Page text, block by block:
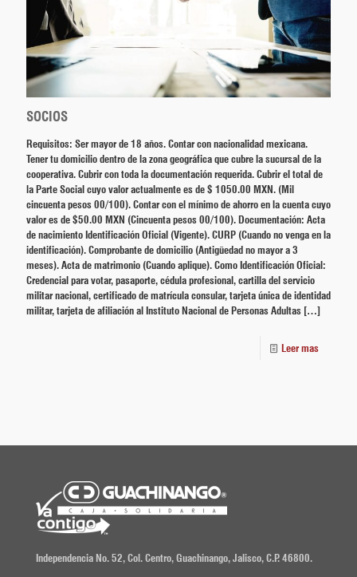
SOCIOS
Requisitos: Ser mayor de 18 años. Contar con nacionalidad mexicana.
Tener tu domicilio dentro de la zona geográfica que cubre la sucursal de la
cooperativa. Cubrir con toda la documentación requerida. Cubrir el total de
la Parte Social cuyo valor actualmente es de $ 1050.00 MXN. (Mil
cincuenta pesos 00/100). Contar con el mínimo de ahorro en la cuenta cuyo
valor es de $50.00 MXN (Cincuenta pesos 00/100). Documentación: Acta
de nacimiento Identificación Oficial (Vigente). CURP (Cuando no venga en la
identificación). Comprobante de domicilio (Antigüedad no mayor a 3
meses). Acta de matrimonio (Cuando aplique). Como Identificación Oficial:
Credencial para votar, pasaporte, cédula profesional, cartilla del servicio
militar nacional, certificado de matrícula consular, tarjeta única de identidad
militar, tarjeta de afiliación al Instituto Nacional de Personas Adultas […]
Leer mas
Independencia No. 52, Col. Centro, Guachinango, Jalisco, C.P. 46800.